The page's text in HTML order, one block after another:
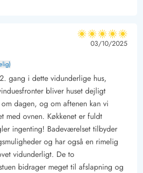
I glemme hverdagens stress og nyde
ved Vesterhavet.
5 ud af 5
5 ud af 5
5 out of 5
03/10/2025
gang i dette vidunderlige hus,
bliver huset dejligt
dagen, og om aftenen kan vi
med ovnen. Køkkenet er fuldt
ingenting! Badeværelset tilbyder
og har også en rimelig
vidunderligt. De to
bidrager meget til afslapning og